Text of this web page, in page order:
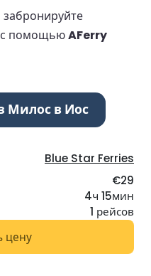
с помощьюAFerry
Милос в Иос
Blue Star Ferries
€29
4ч 15мин
1 рейсов
цену